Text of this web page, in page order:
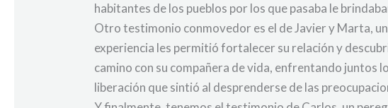
habitantes de los pueblos por los que pasaba le
Otro testimonio conmovedor es el de Javier y Marta,
experiencia les permitió fortalecer su relación y
camino con su compañera de vida, enfrentando
liberación que sintió al desprenderse de las